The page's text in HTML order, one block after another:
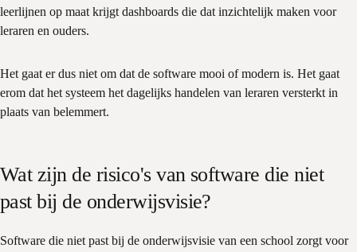
leerlijnen op maat krijgt dashboards die dat inzichtelijk maken voor
leraren en ouders.
Het gaat er dus niet om dat de software mooi of modern is. Het gaat
erom dat het systeem het dagelijks handelen van leraren versterkt in
plaats van belemmert.
Wat zijn de risico's van software die niet
past bij de onderwijsvisie?
Software die niet past bij de onderwijsvisie van een school zorgt voor